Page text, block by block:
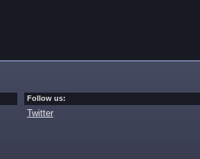
Follow us:
Twitter